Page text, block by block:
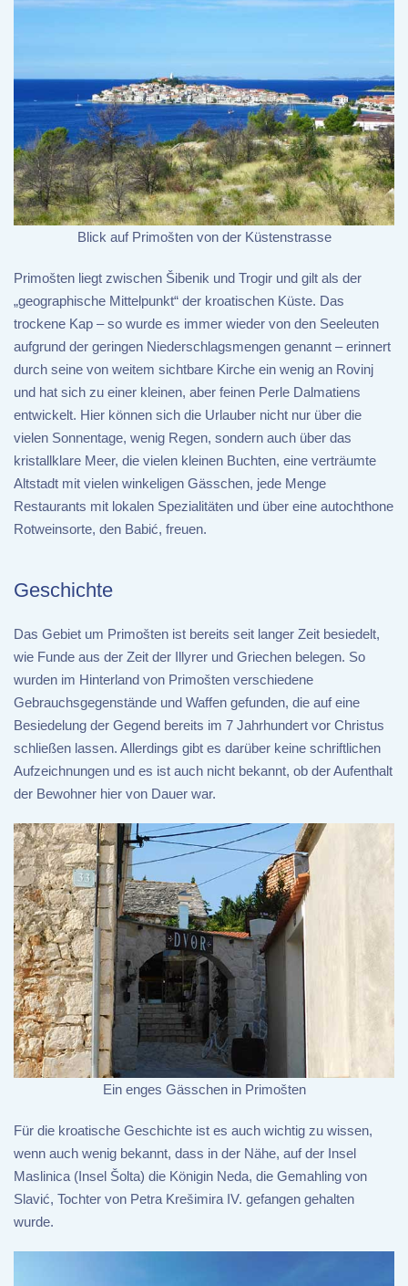
Blick auf Primošten von der Küstenstrasse
Primošten liegt zwischen Šibenik und Trogir und gilt als der
„geographische Mittelpunkt“ der kroatischen Küste. Das
trockene Kap – so wurde es immer wieder von den Seeleuten
aufgrund der geringen Niederschlagsmengen genannt – erinnert
durch seine von weitem sichtbare Kirche ein wenig an Rovinj
und hat sich zu einer kleinen, aber feinen Perle Dalmatiens
entwickelt. Hier können sich die Urlauber nicht nur über die
vielen Sonnentage, wenig Regen, sondern auch über das
kristallklare Meer, die vielen kleinen Buchten, eine verträumte
Altstadt mit vielen winkeligen Gässchen, jede Menge
Restaurants mit lokalen Spezialitäten und über eine autochthone
Rotweinsorte, den Babić, freuen.
Geschichte
Das Gebiet um Primošten ist bereits seit langer Zeit besiedelt,
wie Funde aus der Zeit der Illyrer und Griechen belegen. So
wurden im Hinterland von Primošten verschiedene
Gebrauchsgegenstände und Waffen gefunden, die auf eine
Besiedelung der Gegend bereits im 7 Jahrhundert vor Christus
schließen lassen. Allerdings gibt es darüber keine schriftlichen
Aufzeichnungen und es ist auch nicht bekannt, ob der Aufenthalt
der Bewohner hier von Dauer war.
Ein enges Gässchen in Primošten
Für die kroatische Geschichte ist es auch wichtig zu wissen,
wenn auch wenig bekannt, dass in der Nähe, auf der Insel
Maslinica (Insel Šolta) die Königin Neda, die Gemahling von
Slavić, Tochter von Petra Krešimira IV. gefangen gehalten
wurde.